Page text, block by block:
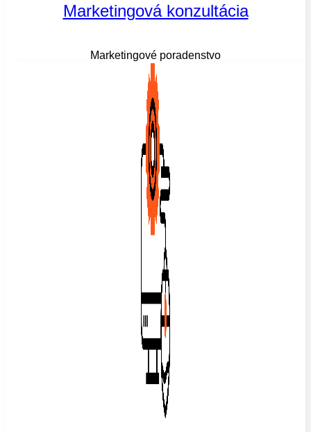
Marketingová konzultácia
Marketingové poradenstvo